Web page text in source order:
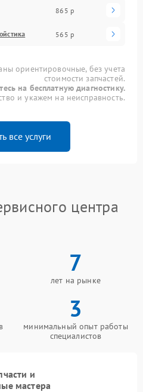
865 р
565 р
ориентировочные, без учета
стоимости запчастей.
на бесплатную диагностику.
и укажем на неисправность.
все услуги
центра
7
лет на рынке
3
минимальный опыт работы
специалистов
и
мастера